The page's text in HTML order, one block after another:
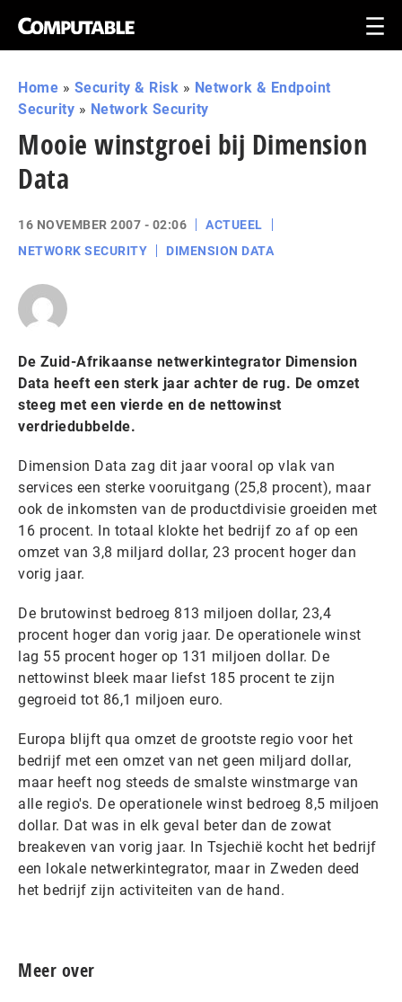
Home » Security & Risk » Network & Endpoint
Security » Network Security
Mooie winstgroei bij Dimension
Data
16 NOVEMBER 2007 - 02:06
ACTUEEL
NETWORK SECURITY
DIMENSION DATA
De Zuid-Afrikaanse netwerkintegrator Dimension
Data heeft een sterk jaar achter de rug. De omzet
steeg met een vierde en de nettowinst
verdriedubbelde.
Dimension Data zag dit jaar vooral op vlak van
services een sterke vooruitgang (25,8 procent), maar
ook de inkomsten van de productdivisie groeiden met
16 procent. In totaal klokte het bedrijf zo af op een
omzet van 3,8 miljard dollar, 23 procent hoger dan
vorig jaar.
De brutowinst bedroeg 813 miljoen dollar, 23,4
procent hoger dan vorig jaar. De operationele winst
lag 55 procent hoger op 131 miljoen dollar. De
nettowinst bleek maar liefst 185 procent te zijn
gegroeid tot 86,1 miljoen euro.
Europa blijft qua omzet de grootste regio voor het
bedrijf met een omzet van net geen miljard dollar,
maar heeft nog steeds de smalste winstmarge van
alle regio's. De operationele winst bedroeg 8,5 miljoen
dollar. Dat was in elk geval beter dan de zowat
breakeven van vorig jaar. In Tsjechië kocht het bedrijf
een lokale netwerkintegrator, maar in Zweden deed
het bedrijf zijn activiteiten van de hand.
Meer over